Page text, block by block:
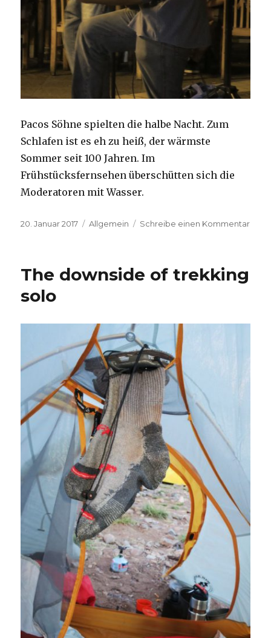
Pacos Söhne spielten die halbe Nacht. Zum
Schlafen ist es eh zu heiß, der wärmste
Sommer seit 100 Jahren. Im
Frühstücksfernsehen überschütten sich die
Moderatoren mit Wasser.
Veröffentlicht
20. Januar 2017 Kategorien
Allgemein Schreibe einen Kommentarzu
The downside of trekking
solo